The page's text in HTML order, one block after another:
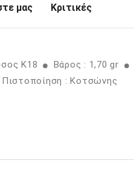
μας Κριτικές
K18 Βάρος : 1,70 gr
Πιστοποίηση : Κοτσώνης